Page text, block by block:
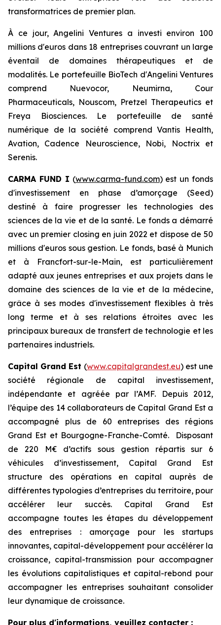
transformatrices de premier plan.
À ce jour, Angelini Ventures a investi environ 100
millions d'euros dans 18 entreprises couvrant un large
éventail de domaines thérapeutiques et de
modalités. Le portefeuille BioTech d'Angelini Ventures
comprend Nuevocor, Neumirna, Cour
Pharmaceuticals, Nouscom, Pretzel Therapeutics et
Freya Biosciences. Le portefeuille de santé
numérique de la société comprend Vantis Health,
Avation, Cadence Neuroscience, Nobi, Noctrix et
Serenis.
CARMA FUND I (www.carma-fund.com) est un fonds
d'investissement en phase d’amorçage (Seed)
destiné à faire progresser les technologies des
sciences de la vie et de la santé. Le fonds a démarré
avec un premier closing en juin 2022 et dispose de 50
millions d'euros sous gestion. Le fonds, basé à Munich
et à Francfort-sur-le-Main, est particulièrement
adapté aux jeunes entreprises et aux projets dans le
domaine des sciences de la vie et de la médecine,
grâce à ses modes d'investissement flexibles à très
long terme et à ses relations étroites avec les
principaux bureaux de transfert de technologie et les
partenaires industriels.
Capital Grand Est (www.capitalgrandest.eu) est une
société régionale de capital investissement,
indépendante et agréée par l’AMF. Depuis 2012,
l’équipe des 14 collaborateurs de Capital Grand Est a
accompagné plus de 60 entreprises des régions
Grand Est et Bourgogne-Franche-Comté. Disposant
de 220 M€ d’actifs sous gestion répartis sur 6
véhicules d’investissement, Capital Grand Est
structure des opérations en capital auprès de
différentes typologies d’entreprises du territoire, pour
accélérer leur succès. Capital Grand Est
accompagne toutes les étapes du développement
des entreprises : amorçage pour les startups
innovantes, capital-développement pour accélérer la
croissance, capital-transmission pour accompagner
les évolutions capitalistiques et capital-rebond pour
accompagner les entreprises souhaitant consolider
leur dynamique de croissance.
Pour plus d'informations, veuillez contacter :